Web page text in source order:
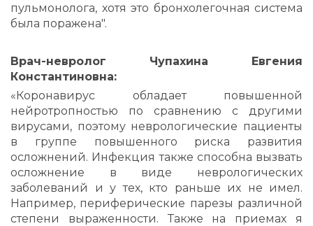
пульмонолога, хотя это бронхолегочная система
была поражена".
Врач-невролог Чупахина Евгения
Константиновна:
«Коронавирус обладает повышенной
нейротропностью по сравнению с другими
вирусами, поэтому неврологические пациенты
в группе повышенного риска развития
осложнений. Инфекция также способна вызвать
осложнение в виде неврологических
заболеваний и у тех, кто раньше их не имел.
Например, периферические парезы различной
степени выраженности. Также на приемах я